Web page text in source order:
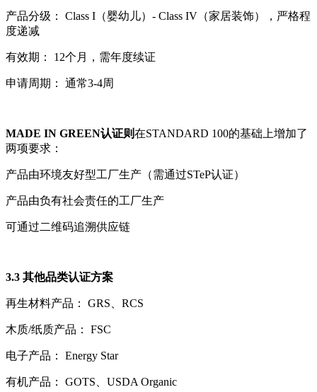
产品分级： Class I（婴幼儿）- Class IV（家居装饰），严格程
度递减
有效期： 12个月，需年度续证
申请周期： 通常3-4周
MADE IN GREEN认证则在STANDARD 100的基础上增加了
两项要求：
产品由环境友好型工厂生产（需通过STeP认证）
产品由负有社会责任的工厂生产
可通过二维码追溯供应链
3.3 其他品类认证方案
再生材料产品： GRS、RCS
木质/纸质产品： FSC
电子产品： Energy Star
有机产品： GOTS、USDA Organic